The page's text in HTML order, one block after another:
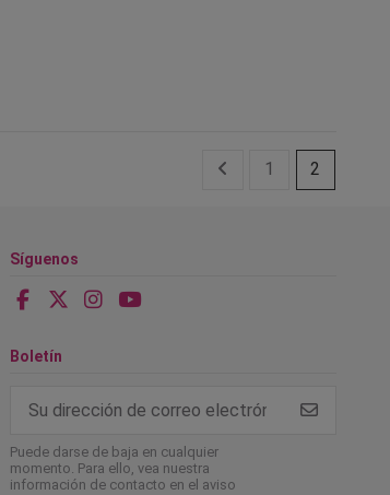
1 2
Síguenos
Boletín
Puede darse de baja en cualquier
momento. Para ello, vea nuestra
información de contacto en el aviso